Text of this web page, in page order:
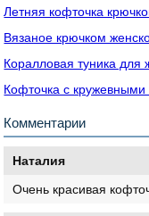
Летняя кофточка
Вязаное крючком
Коралловая туника
Кофточка с кружевными
Комментарии
Наталия
Очень красивая